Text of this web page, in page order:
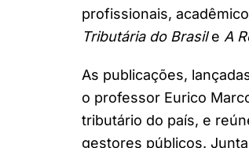
profissionais,
Tributária do Brasile A
As publicações,
o professor Eurico
tributário do país, e
gestores públicos.